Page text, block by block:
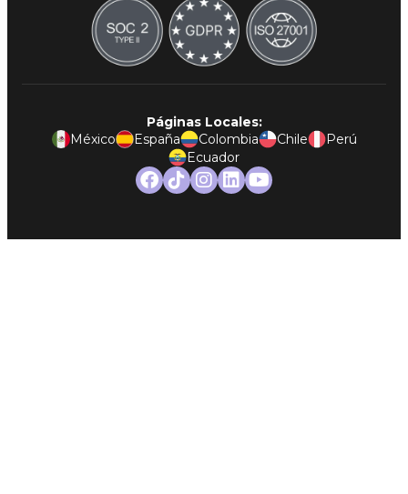
Páginas Locales:
México
España Colombia Chile
Perú
Ecuador